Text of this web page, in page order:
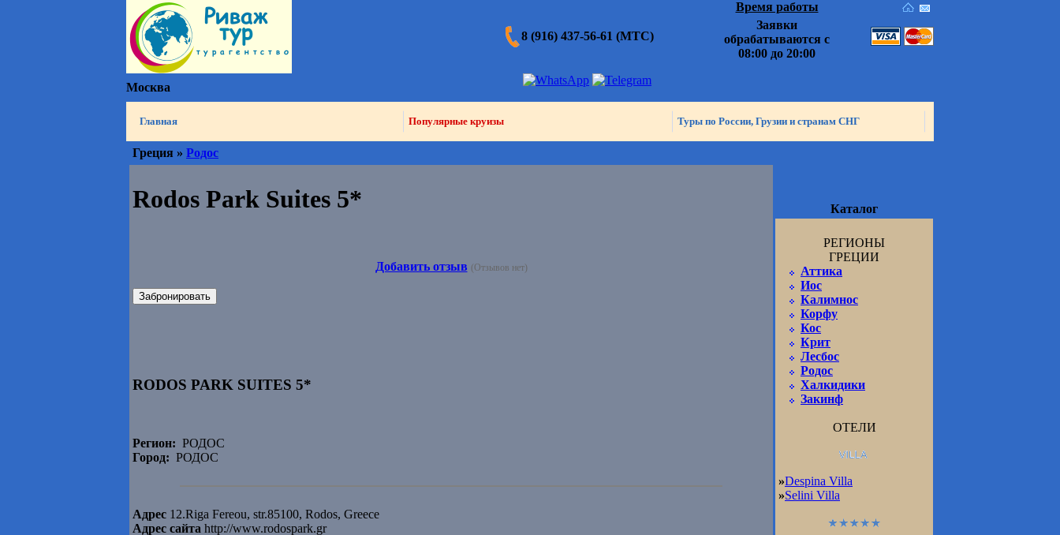
8 (916) 437-56-61 (МТС)
Время работы
Заявки
обрабатываются с
08:00 до 20:00
Москва
Главная Популярные круизы Туры по России, Грузии и странам СНГ
Греция » Родос
Rodos Park Suites 5*
Добавить отзыв (Отзывов нет)
Забронировать
RODOS PARK SUITES 5*
Регион: РОДОС
Город: РОДОС
Адрес 12.Riga Fereou, str.85100, Rodos, Greece
Адрес сайта http://www.rodospark.gr
Каталог
РЕГИОНЫ
ГРЕЦИИ
Аттика
Иос
Калимнос
Корфу
Кос
Крит
Лесбос
Родос
Халкидики
Закинф
ОТЕЛИ
»Despina Villa
»Selini Villa